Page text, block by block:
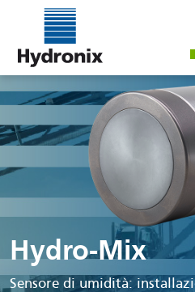
Hydro-Mix
Sensore di umidità: